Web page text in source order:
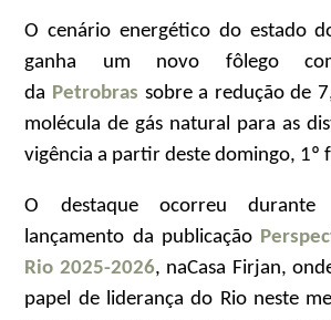
O cenário energético do estado
ganha um novo fôlego
da Petrobras sobre a redução de
molécula de gás natural para as
vigência a partir deste domingo, 1º
O destaque ocorreu
lançamento da publicação
Rio 2025-2026, naCasa Firjan,
papel de liderança do Rio neste